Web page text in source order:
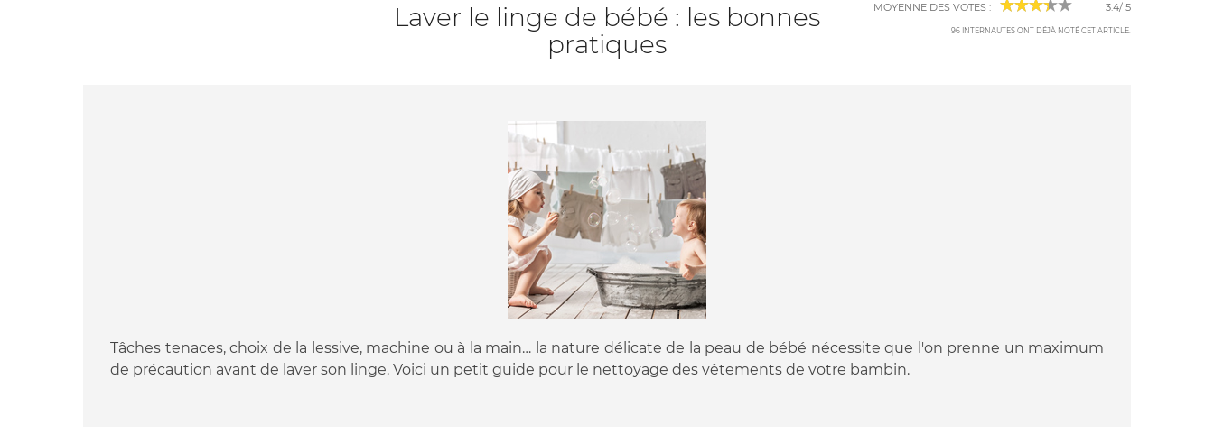
MOYENNE DES VOTES : 3.4/ 5
96 INTERNAUTES ONT DÉJÀ NOTÉ CET ARTICLE.
Laver le linge de bébé : les bonnes
pratiques
Tâches tenaces, choix de la lessive, machine ou à la main… la nature délicate de la peau de bébé nécessite que l'on prenne un maximum
de précaution avant de laver son linge. Voici un petit guide pour le nettoyage des vêtements de votre bambin.